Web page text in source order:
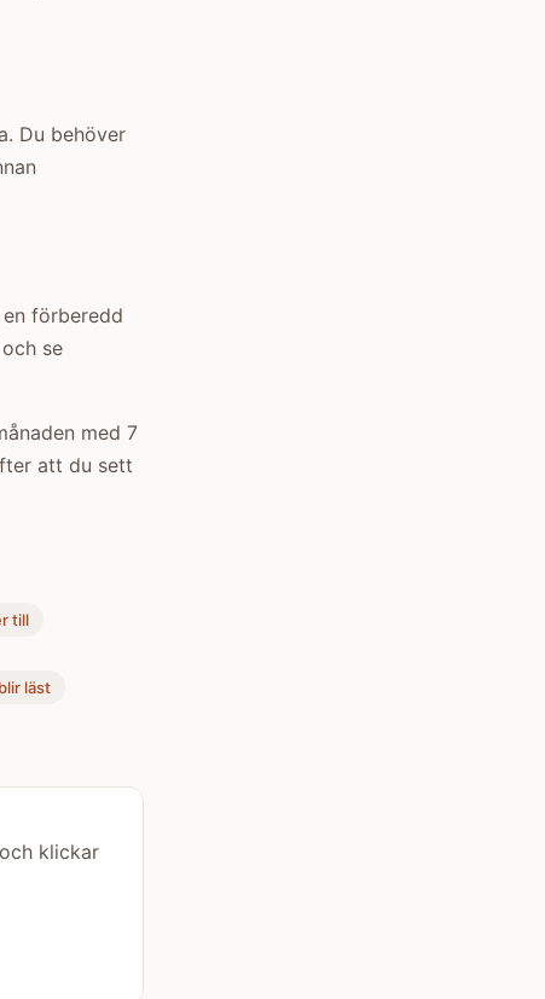
Du behöver
förberedd
se
med 7
att du sett
till
läst
klickar